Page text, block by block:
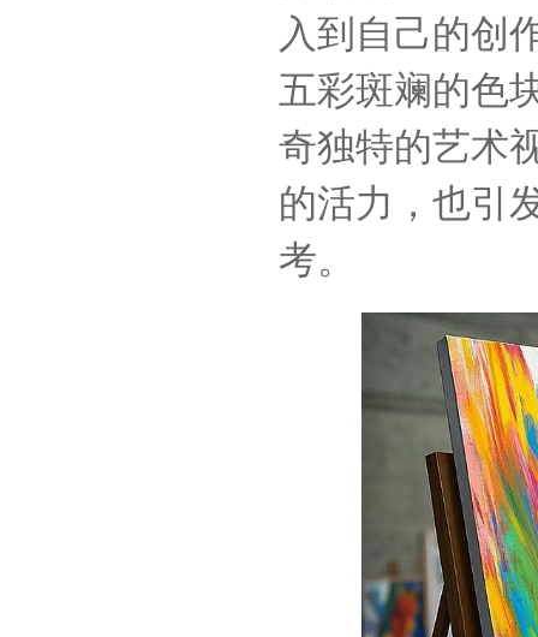
入到自己的创
五彩斑斓的色
奇独特的艺术
的活力，也引
考。